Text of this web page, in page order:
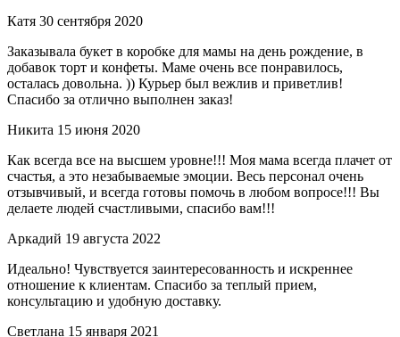
Катя 30 сентября 2020
Заказывала букет в коробке для мамы на день рождение, в
добавок торт и конфеты. Маме очень все понравилось,
осталась довольна. )) Курьер был вежлив и приветлив!
Спасибо за отлично выполнен заказ!
Никита 15 июня 2020
Как всегда все на высшем уровне!!! Моя мама всегда плачет от
счастья, а это незабываемые эмоции. Весь персонал очень
отзывчивый, и всегда готовы помочь в любом вопросе!!! Вы
делаете людей счастливыми, спасибо вам!!!
Аркадий 19 августа 2022
Идеально! Чувствуется заинтересованность и искреннее
отношение к клиентам. Спасибо за теплый прием,
консультацию и удобную доставку.
Светлана 15 января 2021